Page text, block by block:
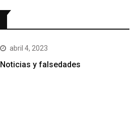
abril 4, 2023
Noticias y falsedades